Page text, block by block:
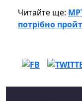
Читайте ще:
потрібно